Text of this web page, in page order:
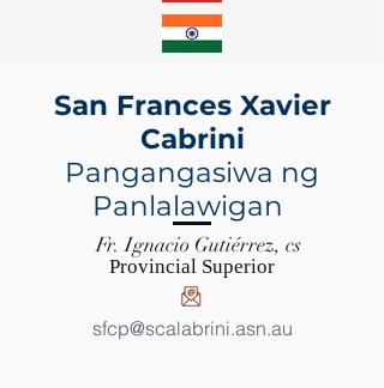
San Frances Xavier
Cabrini
Pangangasiwa ng
Panlalawigan
Fr. Ignacio Gutiérrez, cs
Provincial Superior
sfcp@scalabrini.asn.au